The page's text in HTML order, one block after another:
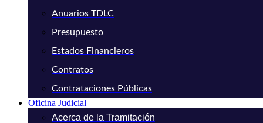
Anuarios TDLC
Presupuesto
Estados Financieros
Contratos
Contrataciones Públicas
Oficina Judicial
Acerca de la Tramitación